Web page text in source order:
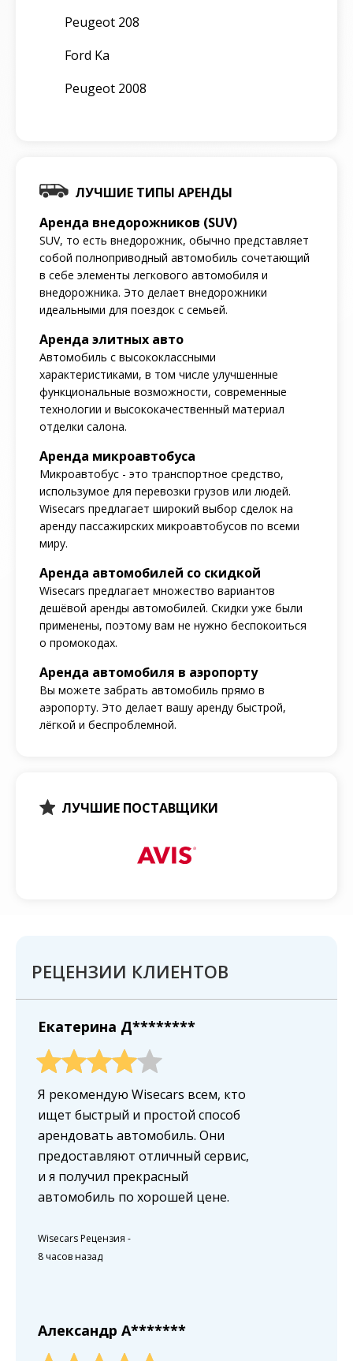
Peugeot 208
Ford Ka
Peugeot 2008
ЛУЧШИЕ ТИПЫ АРЕНДЫ
Аренда внедорожников (SUV)
SUV, то есть внедорожник, обычно представляет
собой полноприводный автомобиль сочетающий
в себе элементы легкового автомобиля и
внедорожника. Это делает внедорожники
идеальными для поездок с семьей.
Аренда элитных авто
Автомобиль с высококлассными
характеристиками, в том числе улучшенные
функциональные возможности, современные
технологии и высококачественный материал
отделки салона.
Аренда микроавтобуса
Микроавтобус - это транспортное средство,
использумое для перевозки грузов или людей.
Wisecars предлагает широкий выбор сделок на
аренду пассажирских микроавтобусов по всеми
миру.
Аренда автомобилей со скидкой
Wisecars предлагает множество вариантов
дешёвой аренды автомобилей. Скидки уже были
применены, поэтому вам не нужно беспокоиться
о промокодах.
Аренда автомобиля в аэропорту
Вы можете забрать автомобиль прямо в
аэропорту. Это делает вашу аренду быстрой,
лёгкой и беспроблемной.
ЛУЧШИЕ ПОСТАВЩИКИ
РЕЦЕНЗИИ КЛИЕНТОВ
Екатерина Д********
Я рекомендую Wisecars всем, кто
ищет быстрый и простой способ
арендовать автомобиль. Они
предоставляют отличный сервис,
и я получил прекрасный
автомобиль по хорошей цене.
Wisecars Рецензия -
8 часов назад
Александр A*******